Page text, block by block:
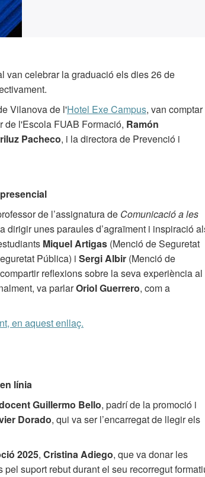
van celebrar la graduació els dies 26 de
Vilanova de l'Hotel Exe Campus, van comptar
de l'Escola FUAB Formació, Ramón
Pacheco, i la directora de Prevenció i
de l’assignatura de Comunicació a les
dirigir unes paraules d’agraïment i inspiració
Miquel Artigas (Menció de Seguretat
Pública) i Sergi Albir (Menció de
reflexions sobre la seva experiència al
va parlarOriol Guerrero, com a
en aquest enllaç.
línia
Guillermo Bello, padrí de la promoció i
Dorado, qui va ser l’encarregat de llegir els
2025, Cristina Adiego, que va donar les
suport rebut durant el seu recorregut